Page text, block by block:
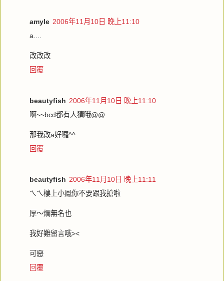
amyle 2006年11月10日 晚上11:10
a....
改改改
回覆
beautyfish 2006年11月10日 晚上11:10
啊~~bcd都有人猜哦@@
那我改a好囉^^
回覆
beautyfish 2006年11月10日 晚上11:11
ㄟㄟ樓上小鳳你不要跟我搶啦
厚～爛無名也
我好難留言哦><
可惡
回覆